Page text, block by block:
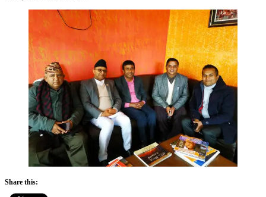
Share this: